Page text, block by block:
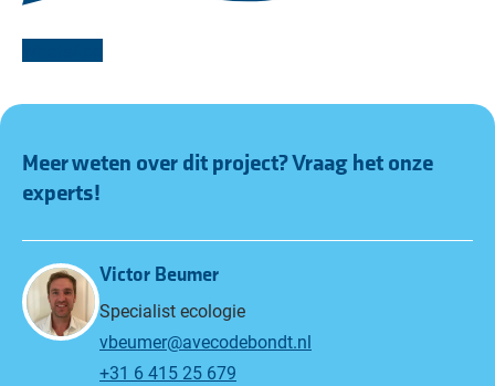
Meer weten over dit project? Vraag het onze
experts!
Victor Beumer
Specialist ecologie
vbeumer@avecodebondt.nl
+31 6 415 25 679